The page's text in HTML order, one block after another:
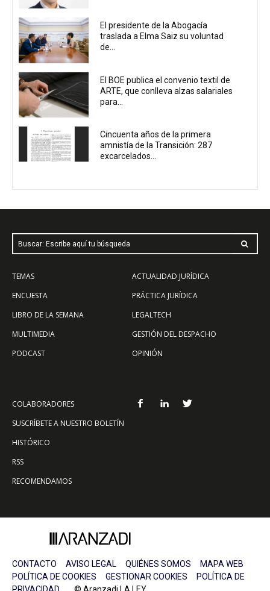
El presidente de la Abogacía
traslada a Elma Saiz su voluntad
de...
El BOE publica el convenio textil de
ARTE, que conlleva alzas salariales
para...
Cincuenta años de la primera
amnistía de la Transición: 287
excarcelados...
Buscar: Escribe aquí tu búsqueda
TEMAS
ENCUESTA
LIBRO DE LA SEMANA
MULTIMEDIA
PODCAST
ACTUALIDAD JURÍDICA
PRÁCTICA JURÍDICA
LEGALTECH
GESTIÓN DEL DESPACHO
OPINIÓN
COLABORADORES
SUSCRÍBETE A NUESTRO BOLETÍN
HISTÓRICO
RSS
RECOMENDAMOS
CONTACTO AVISO LEGAL QUIÉNES SOMOS
MAPA WEB
POLÍTICA DE COOKIES
GESTIONAR COOKIES
POLÍTICA DE